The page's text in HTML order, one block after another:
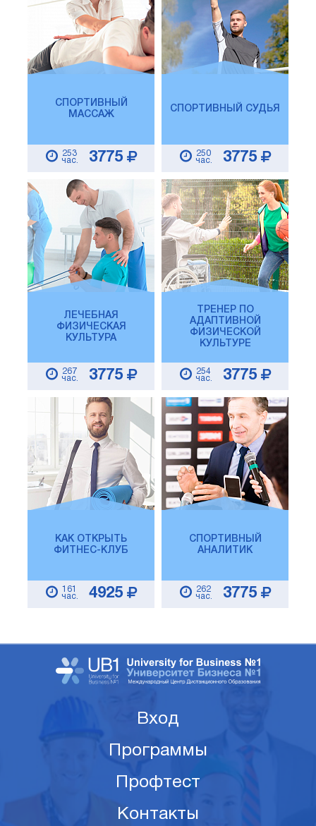
СПОРТИВНЫЙ
МАССАЖ
253
час.
3775
СПОРТИВНЫЙ СУДЬЯ
250
час.
3775
ЛЕЧЕБНАЯ
ФИЗИЧЕСКАЯ
КУЛЬТУРА
267
час.
3775
ТРЕНЕР ПО
АДАПТИВНОЙ
ФИЗИЧЕСКОЙ
КУЛЬТУРЕ
254
час.
3775
КАК ОТКРЫТЬ
ФИТНЕС-КЛУБ
161
час.
4925
СПОРТИВНЫЙ
АНАЛИТИК
262
час.
3775
Вход
Программы
Профтест
Контакты